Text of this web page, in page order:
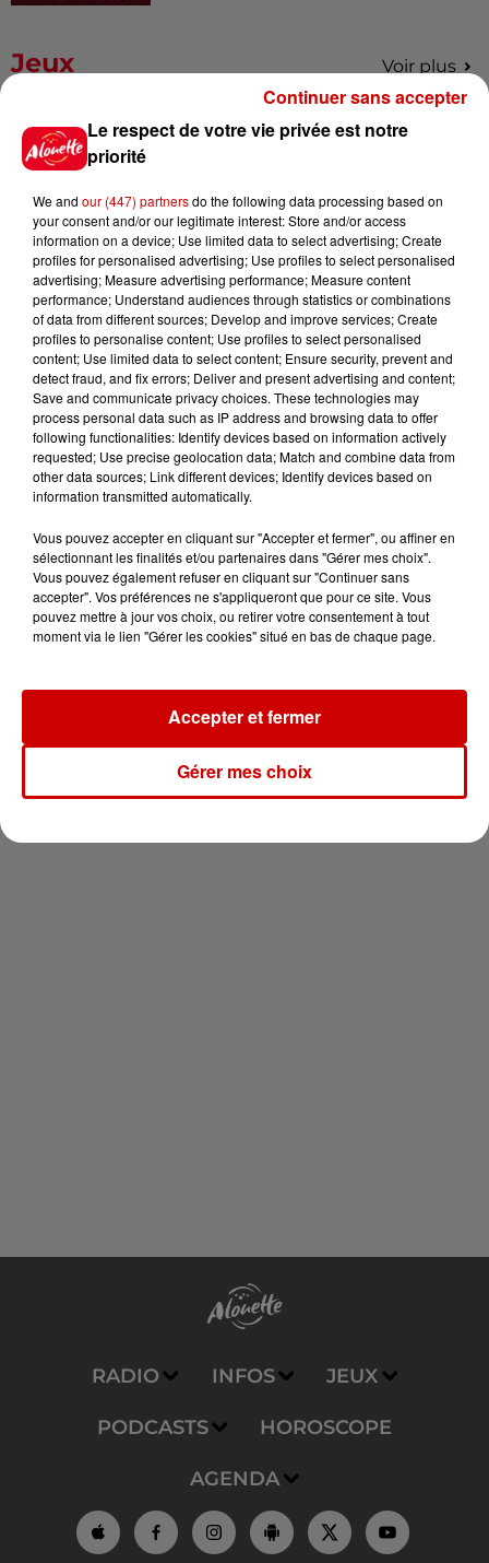
Jeux Voir plus
Gagnez vos places pour le
festival Marché Gourmand 2026
Le Duel - Gagnez vos entrées
pour l'un des zoos de nos
régions !
Destination Vacances - Gagnez
votre séjour en famille au cœur
de la...
Destination Vacances : inscrivez-
vous !
Newsletter
RADIO INFOS JEUX
PODCASTS HOROSCOPE
AGENDA
Le respect de votre vie privée est notre
priorité
We and our (447) partnersdo the following data processing based on
your consent and/or our legitimate interest: Store and/or access
information on a device; Use limited data to select advertising; Create
profiles for personalised advertising; Use profiles to select personalised
advertising; Measure advertising performance; Measure content
performance; Understand audiences through statistics or combinations
of data from different sources; Develop and improve services; Create
profiles to personalise content; Use profiles to select personalised
content; Use limited data to select content; Ensure security, prevent and
detect fraud, and fix errors; Deliver and present advertising and content;
Save and communicate privacy choices. These technologies may
process personal data such as IP address and browsing data to offer
following functionalities: Identify devices based on information actively
requested; Use precise geolocation data; Match and combine data from
other data sources; Link different devices; Identify devices based on
information transmitted automatically.
Vous pouvez accepter en cliquant sur "Accepter et fermer", ou affiner en
sélectionnant les finalités et/ou partenaires dans "Gérer mes choix".
Vous pouvez également refuser en cliquant sur "Continuer sans
accepter". Vos préférences ne s'appliqueront que pour ce site. Vous
pouvez mettre à jour vos choix, ou retirer votre consentement à tout
moment via le lien "Gérer les cookies" situé en bas de chaque page.
Gérer mes choix
Accepter et fermer
Continuer sans accepter